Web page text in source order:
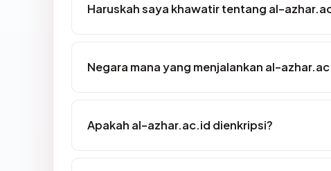
Haruskah saya khawatir tentang al-
Negara mana yang menjalankan al-
Apakah al-azhar.ac.id dienkripsi?